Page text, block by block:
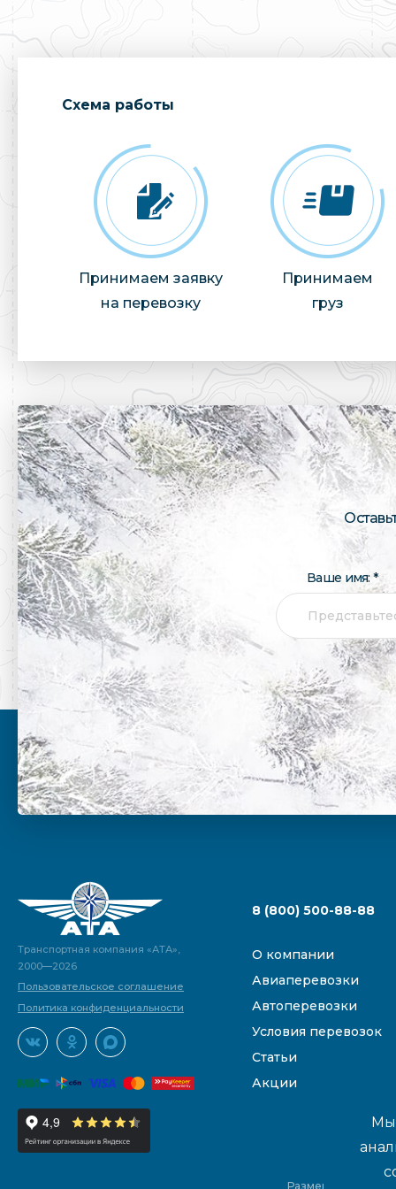
Cхема работы
Принимаем заявку
на перевозку
Принимаем
груз
Ваше имя: *
Транспортная компания «АТА»,
2000—2026
Пользовательское соглашение
Политика конфиденциальности
8 (800) 500-88-88
О компании
Авиаперевозки
Автоперевозки
Условия перевозок
Статьи
Акции
Размещенные на
Мы